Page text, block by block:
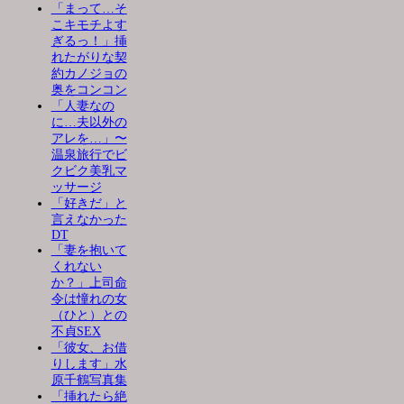
「まって…そ
こキモチよす
ぎるっ！」挿
れたがりな契
約カノジョの
奥をコンコン
「人妻なの
に…夫以外の
アレを…」〜
温泉旅行でビ
クビク美乳マ
ッサージ
「好きだ」と
言えなかった
DT
「妻を抱いて
くれない
か？」上司命
令は憧れの女
（ひと）との
不貞SEX
「彼女、お借
りします」水
原千鶴写真集
「挿れたら絶